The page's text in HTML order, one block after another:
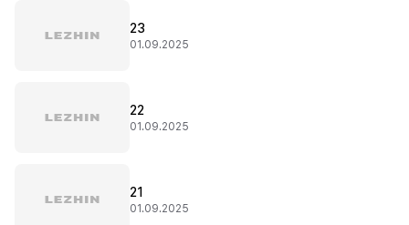
23
01.09.2025
22
01.09.2025
21
01.09.2025